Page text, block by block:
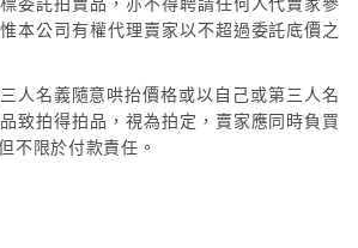
本公司有權代理賣家以不超過委託底價之
人名義隨意哄抬價格或以自己或第三人名
致拍得拍品，視為拍定，賣家應同時負買
不限於付款責任。